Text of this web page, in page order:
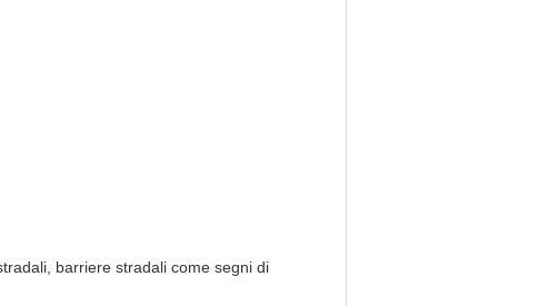
barriere stradali come segni di